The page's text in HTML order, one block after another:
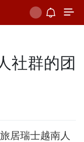
社群的团
居瑞士越南人